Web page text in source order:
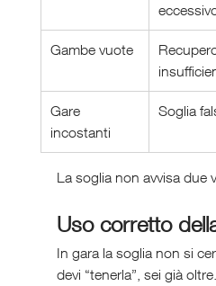
Gambe vuote
Gare
incostanti
Soglia
La soglia non avvisa due
Uso corretto
In gara la soglia non si
devi “tenerla”, sei già